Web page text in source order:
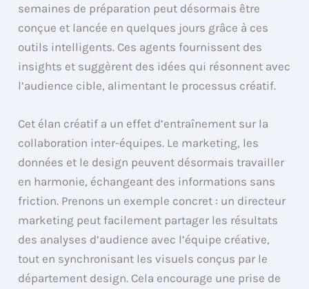
semaines de préparation peut désormais être
conçue et lancée en quelques jours grâce à ces
outils intelligents. Ces agents fournissent des
insights et suggèrent des idées qui résonnent avec
l’audience cible, alimentant le processus créatif.
Cet élan créatif a un effet d’entraînement sur la
collaboration inter-équipes. Le marketing, les
données et le design peuvent désormais travailler
en harmonie, échangeant des informations sans
friction. Prenons un exemple concret : un directeur
marketing peut facilement partager les résultats
des analyses d’audience avec l’équipe créative,
tout en synchronisant les visuels conçus par le
département design. Cela encourage une prise de